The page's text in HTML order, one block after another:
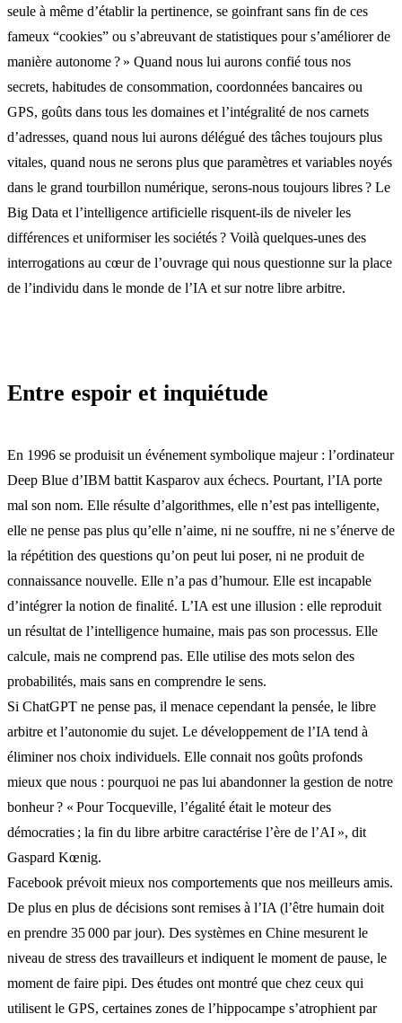
seule à même d’établir la pertinence, se goinfrant sans fin de ces
fameux “cookies” ou s’abreuvant de statistiques pour s’améliorer de
manière autonome ? » Quand nous lui aurons confié tous nos
secrets, habitudes de consommation, coordonnées bancaires ou
GPS, goûts dans tous les domaines et l’intégralité de nos carnets
d’adresses, quand nous lui aurons délégué des tâches toujours plus
vitales, quand nous ne serons plus que paramètres et variables noyés
dans le grand tourbillon numérique, serons-nous toujours libres ? Le
Big Data et l’intelligence artificielle risquent-ils de niveler les
différences et uniformiser les sociétés ? Voilà quelques-unes des
interrogations au cœur de l’ouvrage qui nous questionne sur la place
de l’individu dans le monde de l’IA et sur notre libre arbitre.
Entre espoir et inquiétude
En 1996 se produisit un événement symbolique majeur : l’ordinateur
Deep Blue d’IBM battit Kasparov aux échecs. Pourtant, l’IA porte
mal son nom. Elle résulte d’algorithmes, elle n’est pas intelligente,
elle ne pense pas plus qu’elle n’aime, ni ne souffre, ni ne s’énerve de
la répétition des questions qu’on peut lui poser, ni ne produit de
connaissance nouvelle. Elle n’a pas d’humour. Elle est incapable
d’intégrer la notion de finalité. L’IA est une illusion : elle reproduit
un résultat de l’intelligence humaine, mais pas son processus. Elle
calcule, mais ne comprend pas. Elle utilise des mots selon des
probabilités, mais sans en comprendre le sens.
Si ChatGPT ne pense pas, il menace cependant la pensée, le libre
arbitre et l’autonomie du sujet. Le développement de l’IA tend à
éliminer nos choix individuels. Elle connait nos goûts profonds
mieux que nous : pourquoi ne pas lui abandonner la gestion de notre
bonheur ? « Pour Tocqueville, l’égalité était le moteur des
démocraties ; la fin du libre arbitre caractérise l’ère de l’AI », dit
Gaspard Kœnig.
Facebook prévoit mieux nos comportements que nos meilleurs amis.
De plus en plus de décisions sont remises à l’IA (l’être humain doit
en prendre 35 000 par jour). Des systèmes en Chine mesurent le
niveau de stress des travailleurs et indiquent le moment de pause, le
moment de faire pipi. Des études ont montré que chez ceux qui
utilisent le GPS, certaines zones de l’hippocampe s’atrophient par